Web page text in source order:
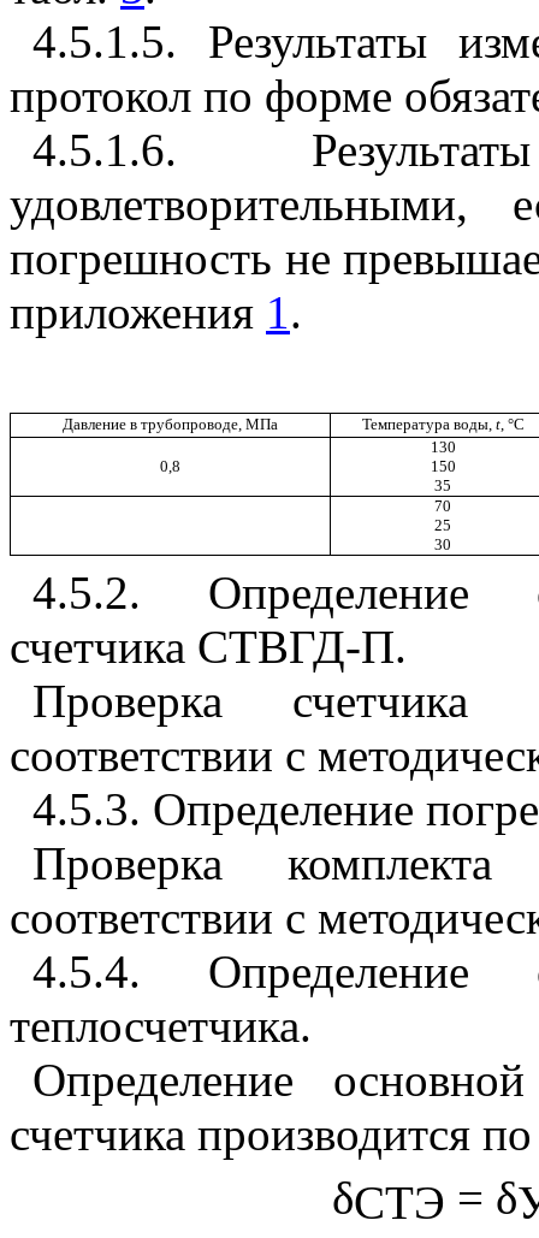
4.5.1.5. Результаты
протокол по форме
4.5.1.6.
удовлетворительными,
погрешность не
приложения 1.
Давление в трубопроводе, МПа Температура воды, t, °C
130
0,8
150
35
70
25
30
4.5.2. Определение
счетчика СТВГД-П.
Проверка
соответствии с
4.5.3. Определение
Проверка
соответствии с
4.5.4. Определение
теплосчетчика.
Определение
счетчика производится
δСТЭ = δ